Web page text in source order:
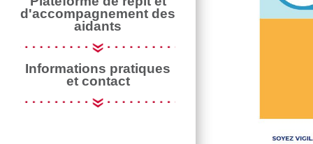
d'accompagnement des
aidants
Informations pratiques
et contact